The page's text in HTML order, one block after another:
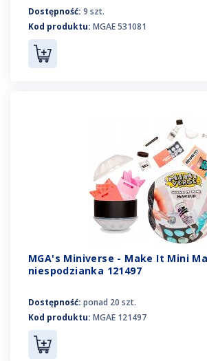
Dostępność: 9 szt.
Kod produktu: MGAE 531081
MGA's Miniverse - Make It Mini
niespodzianka 121497
Dostępność: ponad 20 szt.
Kod produktu: MGAE 121497